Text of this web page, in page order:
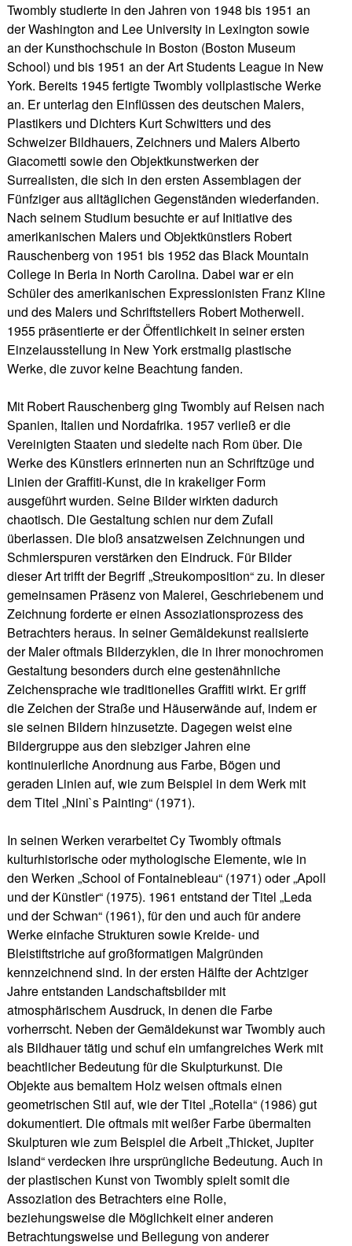
Twombly studierte in den Jahren von 1948 bis 1951 an
der Washington and Lee University in Lexington sowie
an der Kunsthochschule in Boston (Boston Museum
School) und bis 1951 an der Art Students League in New
York. Bereits 1945 fertigte Twombly vollplastische Werke
an. Er unterlag den Einflüssen des deutschen Malers,
Plastikers und Dichters Kurt Schwitters und des
Schweizer Bildhauers, Zeichners und Malers Alberto
Giacometti sowie den Objektkunstwerken der
Surrealisten, die sich in den ersten Assemblagen der
Fünfziger aus alltäglichen Gegenständen wiederfanden.
Nach seinem Studium besuchte er auf Initiative des
amerikanischen Malers und Objektkünstlers Robert
Rauschenberg von 1951 bis 1952 das Black Mountain
College in Beria in North Carolina. Dabei war er ein
Schüler des amerikanischen Expressionisten Franz Kline
und des Malers und Schriftstellers Robert Motherwell.
1955 präsentierte er der Öffentlichkeit in seiner ersten
Einzelausstellung in New York erstmalig plastische
Werke, die zuvor keine Beachtung fanden.
Mit Robert Rauschenberg ging Twombly auf Reisen nach
Spanien, Italien und Nordafrika. 1957 verließ er die
Vereinigten Staaten und siedelte nach Rom über. Die
Werke des Künstlers erinnerten nun an Schriftzüge und
Linien der Graffiti-Kunst, die in krakeliger Form
ausgeführt wurden. Seine Bilder wirkten dadurch
chaotisch. Die Gestaltung schien nur dem Zufall
überlassen. Die bloß ansatzweisen Zeichnungen und
Schmierspuren verstärken den Eindruck. Für Bilder
dieser Art trifft der Begriff „Streukomposition“ zu. In dieser
gemeinsamen Präsenz von Malerei, Geschriebenem und
Zeichnung forderte er einen Assoziationsprozess des
Betrachters heraus. In seiner Gemäldekunst realisierte
der Maler oftmals Bilderzyklen, die in ihrer monochromen
Gestaltung besonders durch eine gestenähnliche
Zeichensprache wie traditionelles Graffiti wirkt. Er griff
die Zeichen der Straße und Häuserwände auf, indem er
sie seinen Bildern hinzusetzte. Dagegen weist eine
Bildergruppe aus den siebziger Jahren eine
kontinuierliche Anordnung aus Farbe, Bögen und
geraden Linien auf, wie zum Beispiel in dem Werk mit
dem Titel „Nini`s Painting“ (1971).
In seinen Werken verarbeitet Cy Twombly oftmals
kulturhistorische oder mythologische Elemente, wie in
den Werken „School of Fontainebleau“ (1971) oder „Apoll
und der Künstler“ (1975). 1961 entstand der Titel „Leda
und der Schwan“ (1961), für den und auch für andere
Werke einfache Strukturen sowie Kreide- und
Bleistiftstriche auf großformatigen Malgründen
kennzeichnend sind. In der ersten Hälfte der Achtziger
Jahre entstanden Landschaftsbilder mit
atmosphärischem Ausdruck, in denen die Farbe
vorherrscht. Neben der Gemäldekunst war Twombly auch
als Bildhauer tätig und schuf ein umfangreiches Werk mit
beachtlicher Bedeutung für die Skulpturkunst. Die
Objekte aus bemaltem Holz weisen oftmals einen
geometrischen Stil auf, wie der Titel „Rotella“ (1986) gut
dokumentiert. Die oftmals mit weißer Farbe übermalten
Skulpturen wie zum Beispiel die Arbeit „Thicket, Jupiter
Island“ verdecken ihre ursprüngliche Bedeutung. Auch in
der plastischen Kunst von Twombly spielt somit die
Assoziation des Betrachters eine Rolle,
beziehungsweise die Möglichkeit einer anderen
Betrachtungsweise und Beilegung von anderer